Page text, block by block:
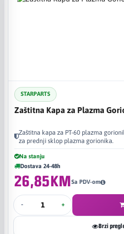
STARPARTS
Zaštitna Kapa za Plazma
Zaštitna kapa za PT-60 plazma
za prednji sklop plazma gorionika.
Na stanju
Dostava 24-48h
26,85KMSa PDV-om
- +
Brzi